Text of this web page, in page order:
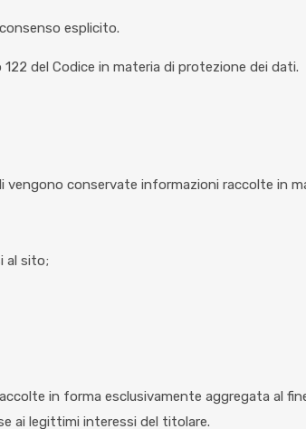
esplicito.
del Codice in materia di protezione dei dati.
conservate informazioni raccolte in
al sito;
in forma esclusivamente aggregata al
ai legittimi interessi del titolare.